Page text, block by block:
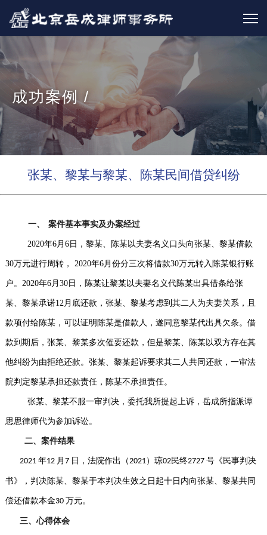
成功案例 /
张某、黎某与黎某、陈某民间借贷纠纷
一、 案件基本事实及办案经过
2020年6月6日，黎某、陈某以夫妻名义口头向张某、黎某借款
30万元进行周转， 2020年6月份分三次将借款30万元转入陈某银行账
户。2020年6月30日，陈某让黎某以夫妻名义代陈某出具借条给张
某、黎某承诺12月底还款，张某、黎某考虑到其二人为夫妻关系，且
款项付给陈某，可以证明陈某是借款人，遂同意黎某代出具欠条。借
款到期后，张某、黎某多次催要还款，但是黎某、陈某以双方存在其
他纠纷为由拒绝还款。张某、黎某起诉要求其二人共同还款，一审法
院判定黎某承担还款责任，陈某不承担责任。
张某、黎某不服一审判决，委托我所提起上诉，岳成所指派谭
思思律师代为参加诉讼。
二、案件结果
2021 年12 月 7 日，法院作出（2021）琼02民终2727 号《民事判决
书》，判决陈某、黎某于本判决生效之日起十日内向张某、黎某共同
偿还借款本金30 万元。
三、心得体会